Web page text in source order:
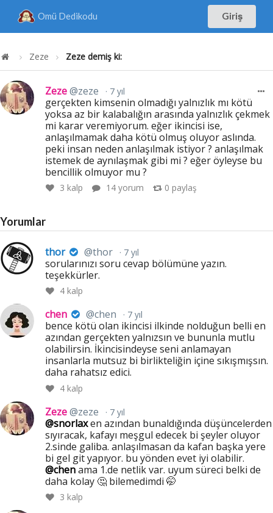
Omü Dedikodu Giriş
Zeze Zeze demiş ki:
Zeze@zeze 7 yıl
gerçekten kimsenin olmadığı yalnızlık mı kötü
yoksa az bir kalabalığın arasında yalnızlık çekmek
mi karar veremiyorum. eğer ikincisi ise,
anlaşılmamak daha kötü olmuş oluyor aslında.
peki insan neden anlaşılmak istiyor ? anlaşılmak
istemek de aynılaşmak gibi mi ? eğer öyleyse bu
bencillik olmuyor mu ?
3 kalp 14 yorum 0 paylaş
Yorumlar
thor @thor 7 yıl
sorularınızı soru cevap bölümüne yazın.
teşekkürler.
4 kalp
chen @chen 7 yıl
bence kötü olan ikincisi ilkinde nolduğun belli en
azından gerçekten yalnızsın ve bununla mutlu
olabilirsin. İkincisindeyse seni anlamayan
insanlarla mutsuz bi birlikteliğin içine sıkışmışsın.
daha rahatsız edici.
4 kalp
Zeze@zeze 7 yıl
@snorlaxen azından bunaldığında düşüncelerden
sıyıracak, kafayı meşgul edecek bi şeyler oluyor
2.sinde galiba. anlaşılmasan da kafan başka yere
bi gel git yapıyor. bu yönden evet iyi olabilir.
@chenama 1.de netlik var. uyum süreci belki de
daha kolay 🤔 bilemedimdi 🤭
3 kalp